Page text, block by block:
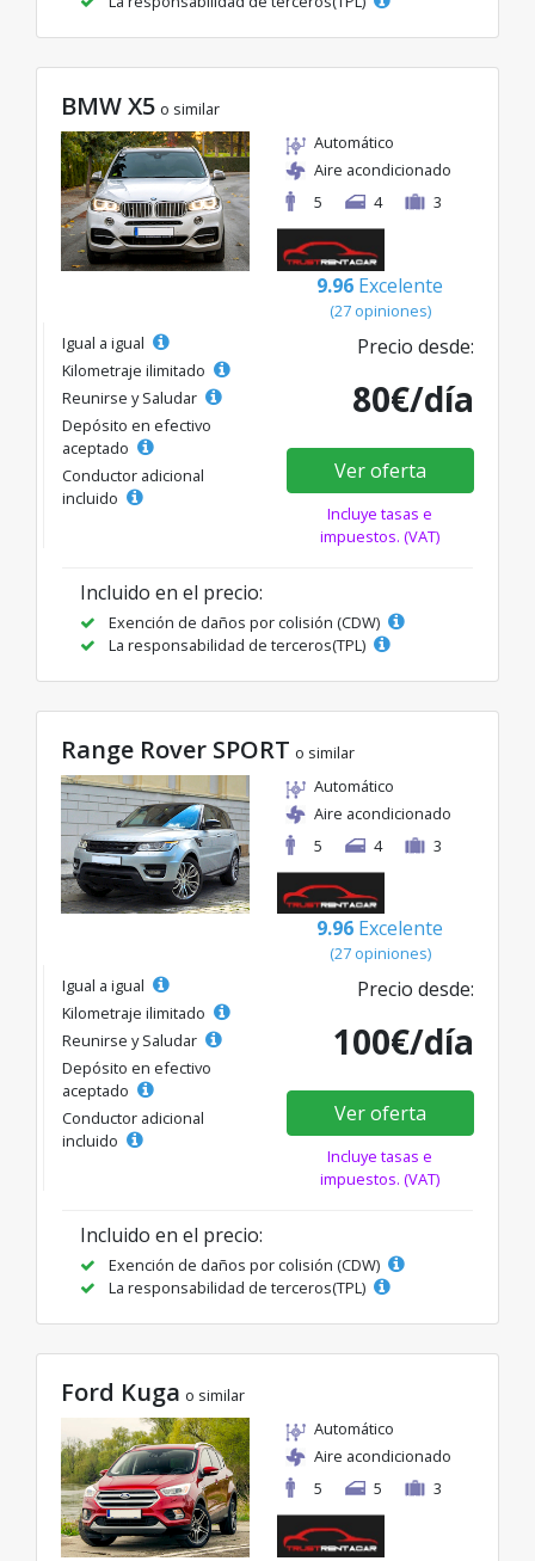
BMW X5 o similar
Automático
Aire acondicionado
5
4 3
9.96 Excelente
(27 opiniones)
Igual a igual
Kilometraje ilimitado
Reunirse y Saludar
Depósito en efectivo
aceptado
Conductor adicional
incluido
Precio desde:
80€/día
Ver oferta
Incluye tasas e
impuestos. (VAT)
Incluido en el precio:
Exención de daños por colisión (CDW)
La responsabilidad de terceros(TPL)
Range Rover SPORT o similar
Automático
Aire acondicionado
5
4 3
9.96 Excelente
(27 opiniones)
Igual a igual
Kilometraje ilimitado
Reunirse y Saludar
Depósito en efectivo
aceptado
Conductor adicional
incluido
Precio desde:
100€/día
Ver oferta
Incluye tasas e
impuestos. (VAT)
Incluido en el precio:
Exención de daños por colisión (CDW)
La responsabilidad de terceros(TPL)
Ford Kuga o similar
Automático
Aire acondicionado
5
5 3